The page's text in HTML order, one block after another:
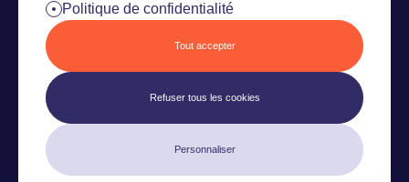
Nous contacter
Espace Presse
Plan du site Mentions LégalesPolitique de confidentialité – Carnot MICA
Tout accepter
Refuser tous les cookies
Personnaliser
Politique de confidentialité